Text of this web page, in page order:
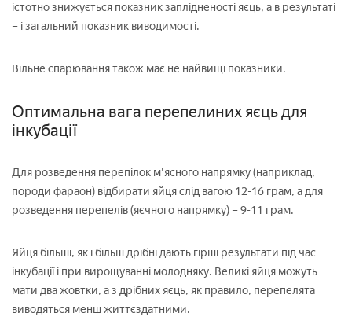
істотно знижується показник заплідненості яєць, а в результаті
– і загальний показник виводимості.
Вільне спарювання також має не найвищі показники.
Оптимальна вага перепелиних яєць для
інкубації
Для розведення перепілок м'ясного напрямку (наприклад,
породи фараон) відбирати яйця слід вагою 12-16 грам, а для
розведення перепелів (яєчного напрямку) – 9-11 грам.
Яйця більші, як і більш дрібні дають гірші результати під час
інкубації і при вирощуванні молодняку. Великі яйця можуть
мати два жовтки, а з дрібних яєць, як правило, перепелята
виводяться менш життєздатними.